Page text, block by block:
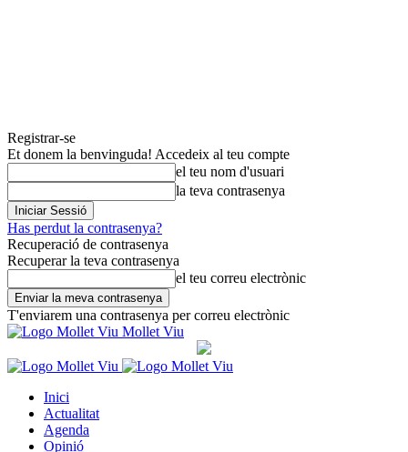
Registrar-se
Et donem la benvinguda! Accedeix al teu compte
el teu nom d'usuari
la teva contrasenya
Has perdut la contrasenya?
Recuperació de contrasenya
Recuperar la teva contrasenya
el teu correu electrònic
T'enviarem una contrasenya per correu electrònic
Mollet Viu
Inici
Actualitat
Agenda
Opinió